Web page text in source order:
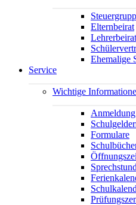
Elternbeirat
Lehrerbeirat
Ehemalige
Service
Wichtige
Formulare